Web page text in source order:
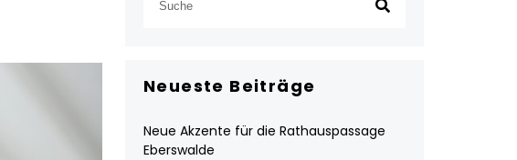
Neueste Beiträge
Neue Akzente für die Rathauspassage
Eberswalde